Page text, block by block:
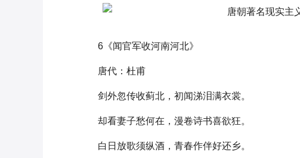
6《闻官军收河南河北》
唐代：杜甫
剑外忽传收蓟北，初闻涕泪满衣裳。
却看妻子愁何在，漫卷诗书喜欲狂。
白日放歌须纵酒，青春作伴好还乡。